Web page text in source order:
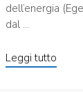
dell’energia
dal ...
Leggi tutto